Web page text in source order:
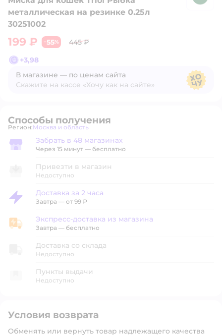
металлическая на резинке 0.25л
30251002
199 ₽ −55%
445 ₽
+3,98
В магазине — по ценам сайта
Скажите на кассе «Хочу как на сайте»
Способы получения
Регион: Выбор адреса доставки.
Москва и область
Забрать в магазине
Забрать в 48 магазинах
Через 15 минут — бесплатно
Привезти в магазин
Недоступно
Доставка за 2 часа
Доставка за 2 часа
Завтра — от 99 ₽
Экспресс-доставка из магазина
Экспресс-доставка из магазина
Завтра — бесплатно
Доставка со склада
Недоступно
Пункты выдачи
Недоступно
Условия возврата
Обменять или вернуть товар надлежащего качества